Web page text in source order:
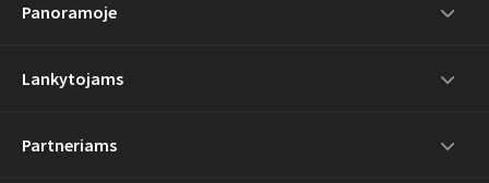
Panoramoje
Lankytojams
Partneriams